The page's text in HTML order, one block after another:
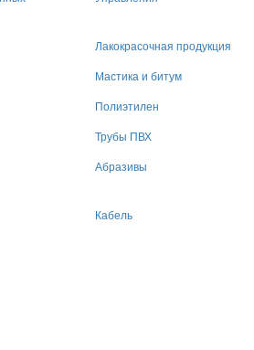
Лакокрасочная продукция
Мастика и битум
Полиэтилен
Трубы ПВХ
Абразивы
Кабель